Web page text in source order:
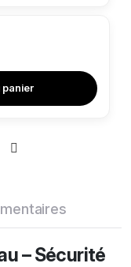
panier
– Sécurité